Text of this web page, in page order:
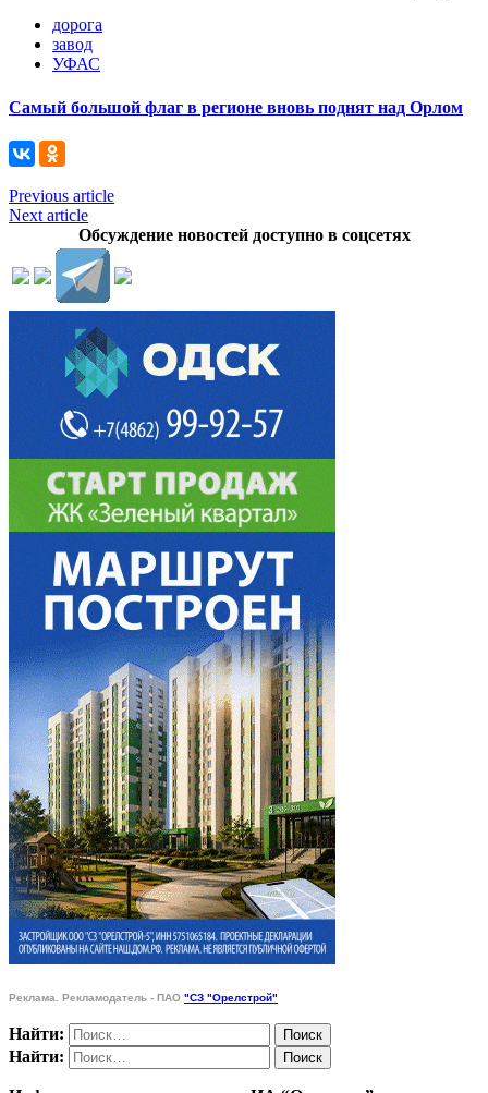
дорога
завод
УФАС
Самый большой флаг в регионе вновь поднят над Орлом
Previous article
Next article
Обсуждение новостей доступно в соцсетях
Реклама. Рекламодатель - ПАО "СЗ "Орелстрой"
Найти:
Найти: